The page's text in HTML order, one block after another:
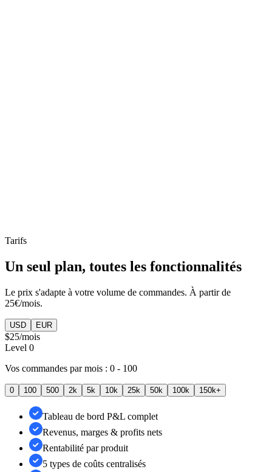
Tarifs
Un seul plan, toutes les fonctionnalités
Le prix s'adapte à votre volume de commandes. À partir de
25€/mois.
USD EUR
$25/mois
Level 0
Vos commandes par mois : 0 - 100
0 100 500 2k 5k 10k 25k 50k 100k 150k+
Tableau de bord P&L complet
Revenus, marges & profits nets
Rentabilité par produit
5 types de coûts centralisés